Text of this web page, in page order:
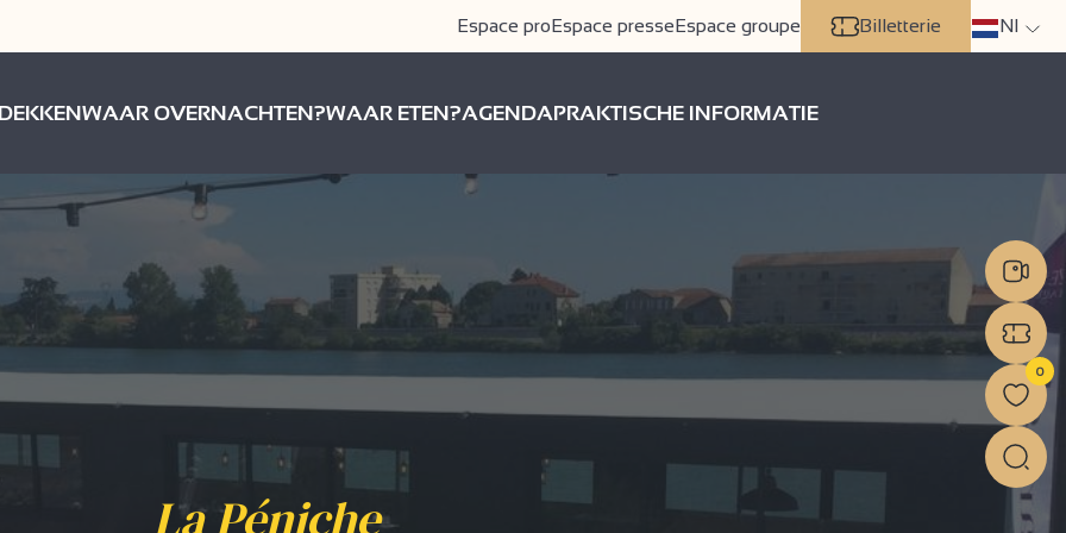
Espace proEspace presseEspace groupe Billetterie Nl
WAAR OVERNACHTEN?WAAR ETEN?AGENDAPRAKTISCHE INFORMATIE
La Péniche
0